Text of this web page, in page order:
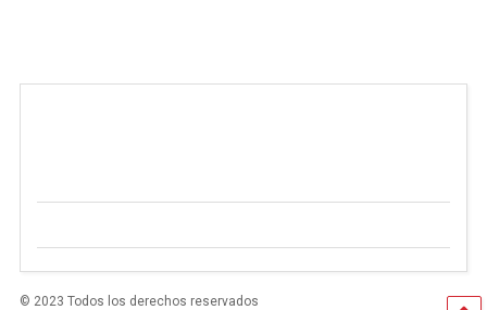
© 2023 Todos los derechos reservados